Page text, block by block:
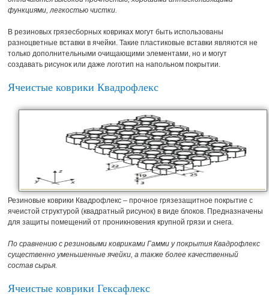
функциями, легкостью чистки.
В резиновых грязесборных ковриках могут быть использованы
разноцветные вставки в ячейки. Такие пластиковые вставки являются не
только дополнительными очищающими элементами, но и могут
создавать рисунок или даже логотип на напольном покрытии.
Ячеистые коврики Квадрофлекс
Резиновые коврики Квадрофлекс – прочное грязезащитное покрытие с
ячеистой структурой (квадратный рисунок) в виде блоков. Предназначены
для защиты помещений от проникновения крупной грязи и снега.
По сравнению с резиновыми ковриками Гамми у покрытия Квадрофлекс
существенно уменьшенные ячейки, а также более качественный
состав сырья.
Ячеистые коврики Гексафлекс